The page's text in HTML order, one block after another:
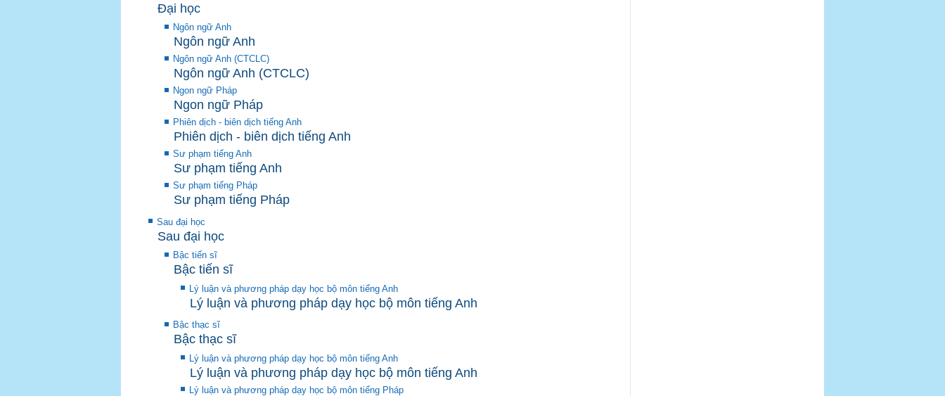
Đại học
Ngôn ngữ Anh
Ngôn ngữ Anh
Ngôn ngữ Anh (CTCLC)
Ngôn ngữ Anh (CTCLC)
Ngon ngữ Pháp
Ngon ngữ Pháp
Phiên dịch - biên dịch tiếng Anh
Phiên dịch - biên dịch tiếng Anh
Sư phạm tiếng Anh
Sư phạm tiếng Anh
Sư phạm tiếng Pháp
Sư phạm tiếng Pháp
Sau đại học
Sau đại học
Bậc tiến sĩ
Bậc tiến sĩ
Lý luận và phương pháp dạy học bộ môn tiếng Anh
Lý luận và phương pháp dạy học bộ môn tiếng Anh
Bậc thạc sĩ
Bậc thạc sĩ
Lý luận và phương pháp dạy học bộ môn tiếng Anh
Lý luận và phương pháp dạy học bộ môn tiếng Anh
Lý luận và phương pháp dạy học bộ môn tiếng Pháp